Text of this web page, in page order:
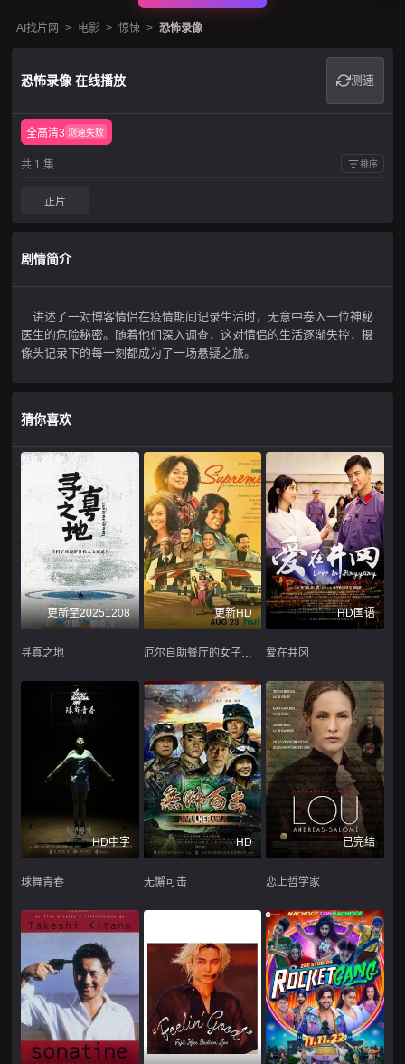
AI找片网 > 电影 > 惊悚 > 恐怖录像
恐怖录像 在线播放 测速
全高清3 测速失败
共 1 集 排序
正片
剧情简介
讲述了一对博客情侣在疫情期间记录生活时，无意中卷入一位神秘
医生的危险秘密。随着他们深入调查，这对情侣的生活逐渐失控，摄
像头记录下的每一刻都成为了一场悬疑之旅。
猜你喜欢
更新至20251208
寻真之地
更新HD
厄尔自助餐厅的女子天团
HD国语
爱在井冈
HD中字
球舞青春
HD
无懈可击
已完结
恋上哲学家